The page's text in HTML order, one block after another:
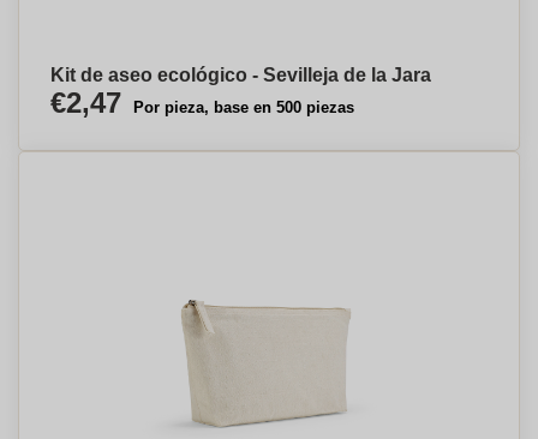
Kit de aseo ecológico - Sevilleja de la Jara
€2,47 Por pieza, base en 500 piezas